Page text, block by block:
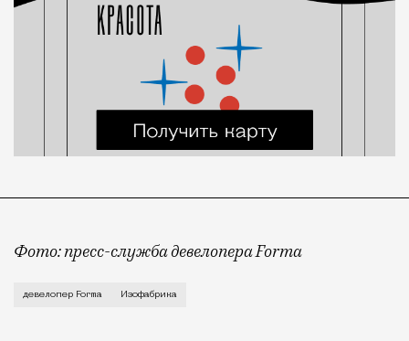
Фото: пресс-служба девелопера Forma
Корпус скульптуры и лепки Изофабрики на
девелопер Forma Изофабрика